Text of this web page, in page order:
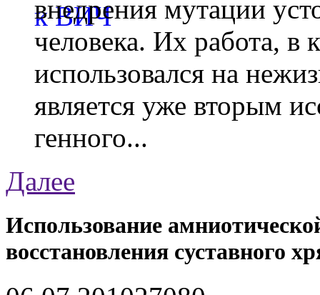
внедрения мутации
человека. Их работа, в
использовался на
является уже вторым
генного...
Далее
Использование
восстановления суставного